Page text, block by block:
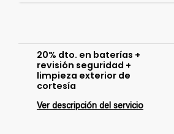
20% dto. en baterías +
revisión seguridad +
limpieza exterior de
cortesía
Ver descripción del servicio